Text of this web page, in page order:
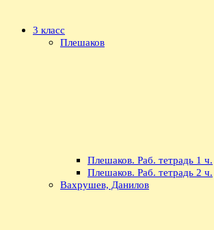
3 класс
Плешаков
Плешаков. Раб. тетрадь 1 ч.
Плешаков. Раб. тетрадь 2 ч.
Вахрушев, Данилов